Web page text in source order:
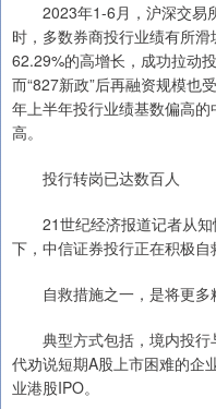
2023年1-6月，沪深交易
时，多数券商投行业绩有所
62.29%的高增长，成功拉动
而“827新政”后再融资规模也
年上半年投行业绩基数偏高
高。
投行转岗已达数百人
21世纪经济报道记者从知
下，中信证券投行正在积极自
自救措施之一，是将更多
典型方式包括，境内投行
代劝说短期A股上市困难的企
业港股IPO。